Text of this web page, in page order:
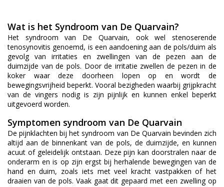
Wat is het Syndroom van De Quarvain?
Het syndroom van De Quarvain, ook wel stenoserende
tenosynovitis genoemd, is een aandoening aan de pols/duim als
gevolg van irritaties en zwellingen van de pezen aan de
duimzijde van de pols. Door de irritatie zwellen de pezen in de
koker waar deze doorheen lopen op en wordt de
bewegingsvrijheid beperkt. Vooral bezigheden waarbij grijpkracht
van de vingers nodig is zijn pijnlijk en kunnen enkel beperkt
uitgevoerd worden.
Symptomen syndroom van De Quarvain
De pijnklachten bij het syndroom van De Quarvain bevinden zich
altijd aan de binnenkant van de pols, de duimzijde, en kunnen
acuut of geleidelijk ontstaan. Deze pijn kan doorstralen naar de
onderarm en is op zijn ergst bij herhalende bewegingen van de
hand en duim, zoals iets met veel kracht vastpakken of het
draaien van de pols. Vaak gaat dit gepaard met een zwelling op